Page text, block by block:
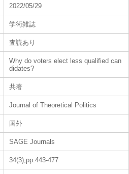
2022/05/29
学術雑誌
査読あり
Why do voters elect less qualified can
didates?
共著
Journal of Theoretical Politics
国外
SAGE Journals
34(3),pp.443-477